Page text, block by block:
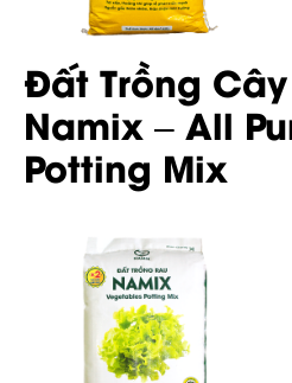
Đất Trồng
Namix – All
Potting Mix